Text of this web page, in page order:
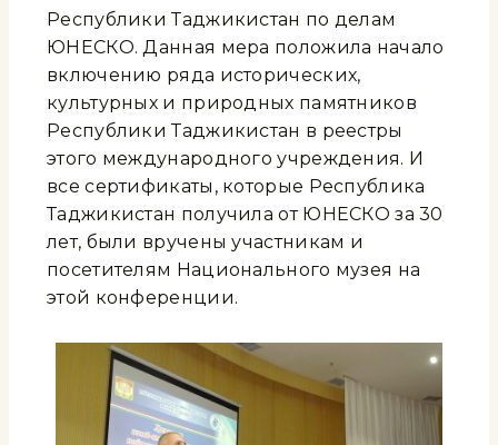
Республики Таджикистан по делам
ЮНЕСКО. Данная мера положила начало
включению ряда исторических,
культурных и природных памятников
Республики Таджикистан в реестры
этого международного учреждения. И
все сертификаты, которые Республика
Таджикистан получила от ЮНЕСКО за 30
лет, были вручены участникам и
посетителям Национального музея на
этой конференции.